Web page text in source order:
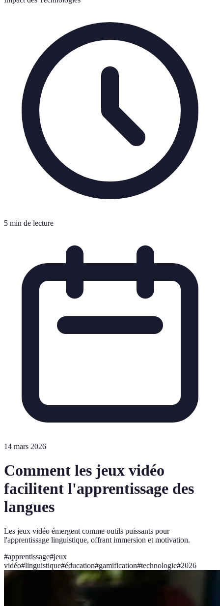
5 min de lecture
14 mars 2026
Comment les jeux vidéo
facilitent l'apprentissage des
langues
Les jeux vidéo émergent comme outils puissants pour
l'apprentissage linguistique, offrant immersion et motivation.
#apprentissage#jeux
vidéo#linguistique#éducation#gamification#technologie#2026